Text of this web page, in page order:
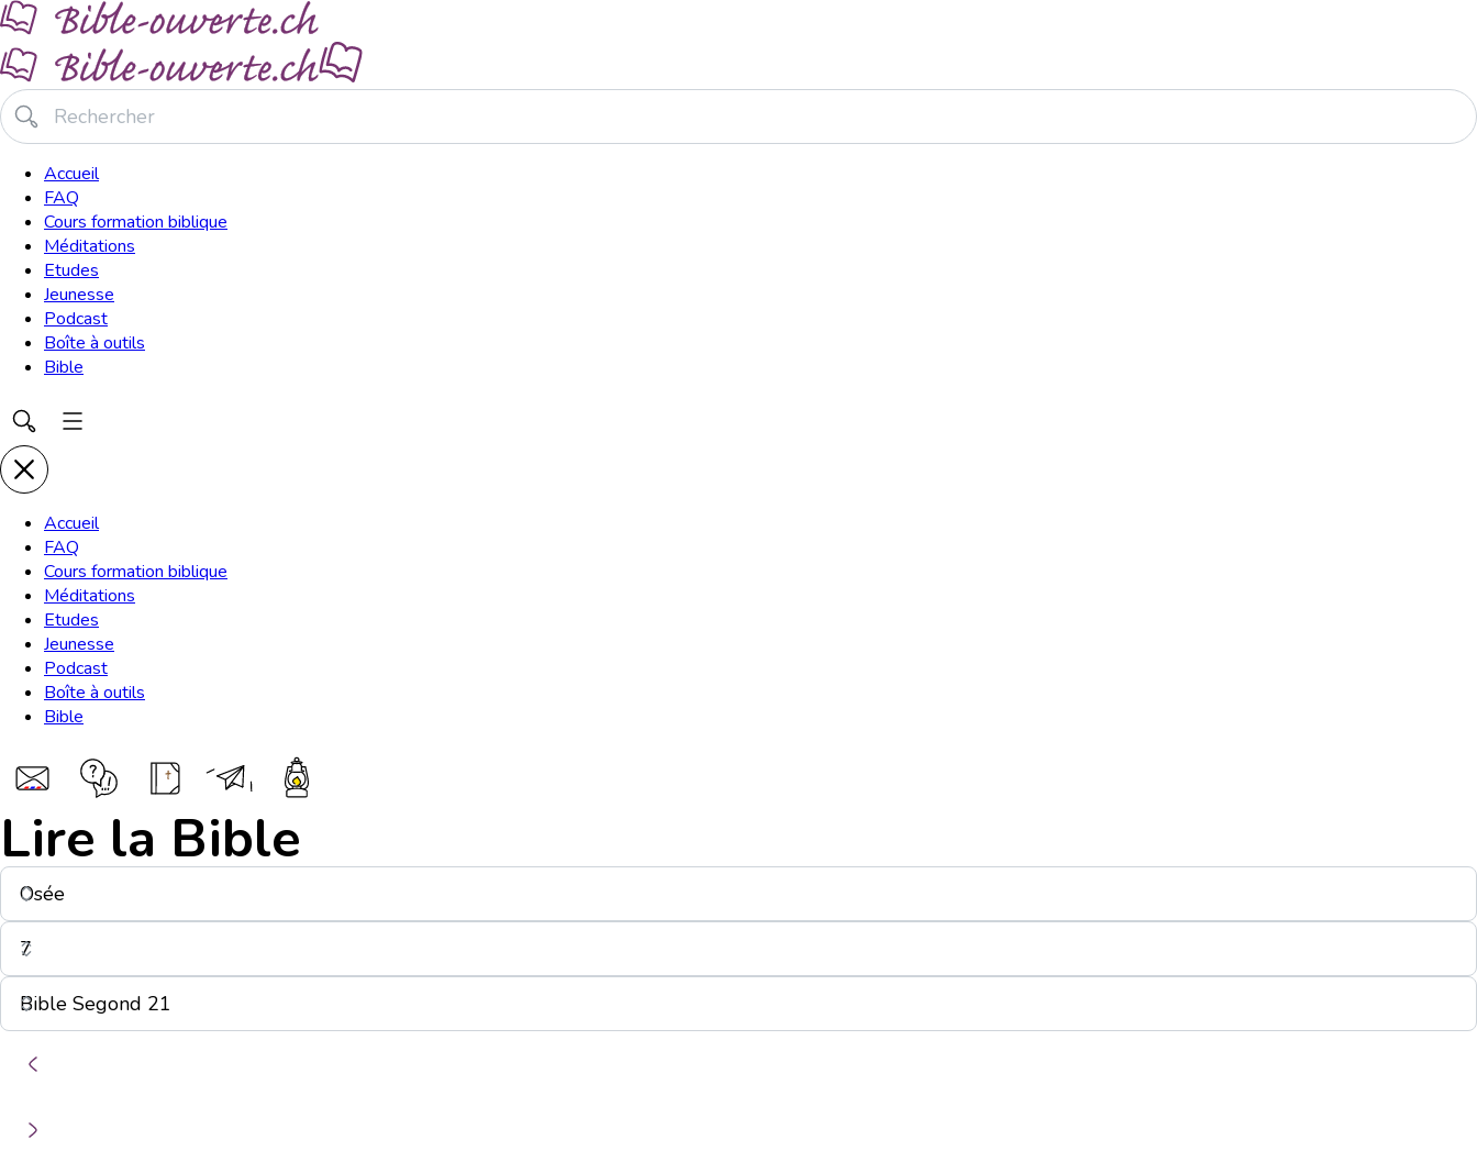
Accueil
FAQ
Cours formation biblique
Méditations
Etudes
Jeunesse
Podcast
Boîte à outils
Bible
Accueil
FAQ
Cours formation biblique
Méditations
Etudes
Jeunesse
Podcast
Boîte à outils
Bible
Lire la Bible